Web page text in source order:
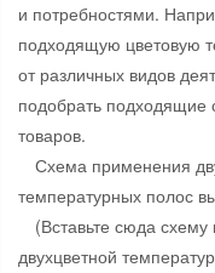
и потребностями.
подходящую цветовую
от различных видов
подобрать
товаров.
Схема применения
температурных полос
(Вставьте сюда
двухцветной